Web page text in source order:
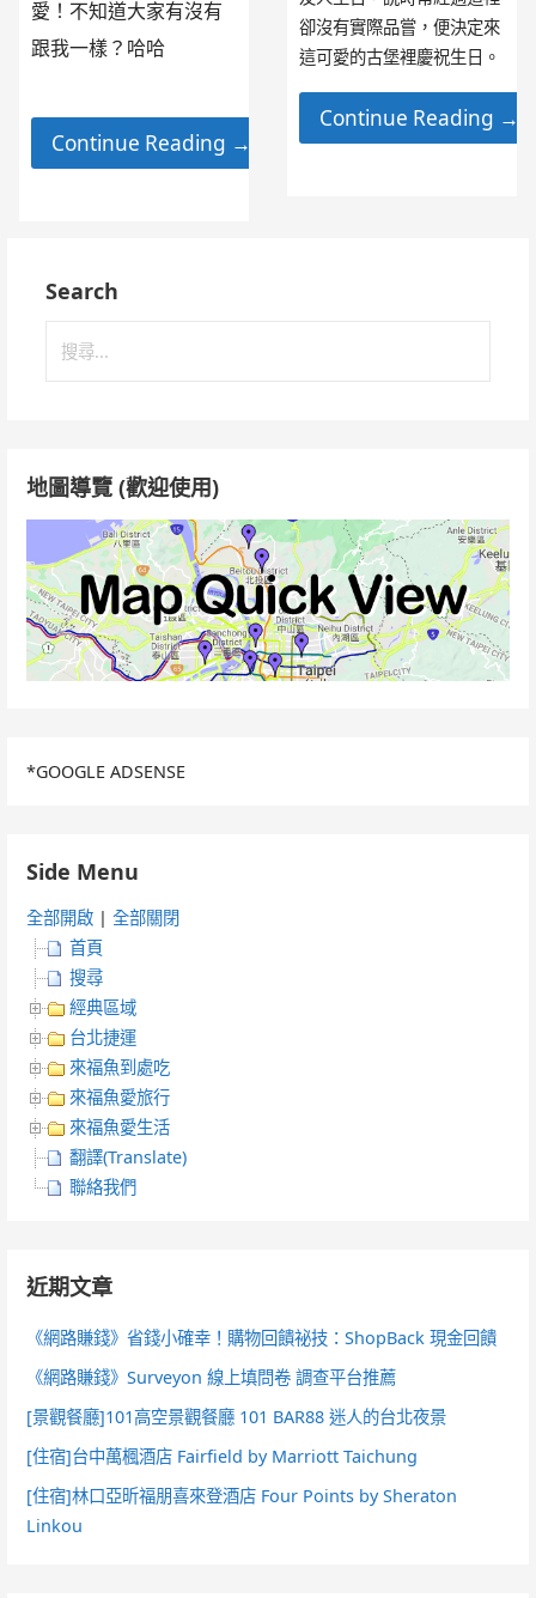
愛！不知道大家有沒有
跟我一樣？哈哈
Continue Reading →
卻沒有實際品嘗，便決定來
這可愛的古堡裡慶祝生日。
Continue Reading →
Search
地圖導覽 (歡迎使用)
*GOOGLE ADSENSE
Side Menu
全部開啟 |全部關閉
首頁
搜尋
經典區域
台北捷運
來福魚到處吃
來福魚愛旅行
來福魚愛生活
翻譯(Translate)
聯絡我們
近期文章
《網路賺錢》省錢小確幸！購物回饋祕技：ShopBack 現金回饋
《網路賺錢》Surveyon 線上填問卷 調查平台推薦
[景觀餐廳]101高空景觀餐廳 101 BAR88 迷人的台北夜景
[住宿]台中萬楓酒店 Fairfield by Marriott Taichung
[住宿]林口亞昕福朋喜來登酒店 Four Points by Sheraton
Linkou